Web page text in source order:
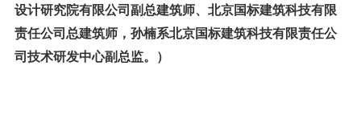
设计研究院有限公司副总建筑师、北京国标建筑科技有限
责任公司总建筑师，孙楠系北京国标建筑科技有限责任公
司技术研发中心副总监。）